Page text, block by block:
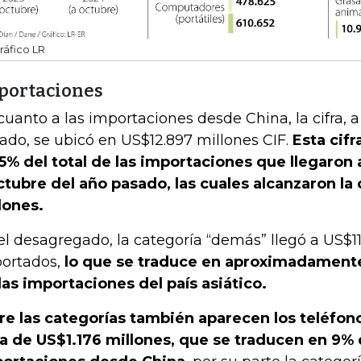
LR
a las importaciones desde China, la cifra,
se ubicó en US$12.897 millones CIF. Esta
del total de las importaciones que llegaron
del año pasado, las cuales alcanzaron la
desagregado, la categoría “demás” llegó a
lo que se traduce en
importaciones del país asiático.
las categorías también aparecen los
de US$1.176 millones, que se traducen en 9%